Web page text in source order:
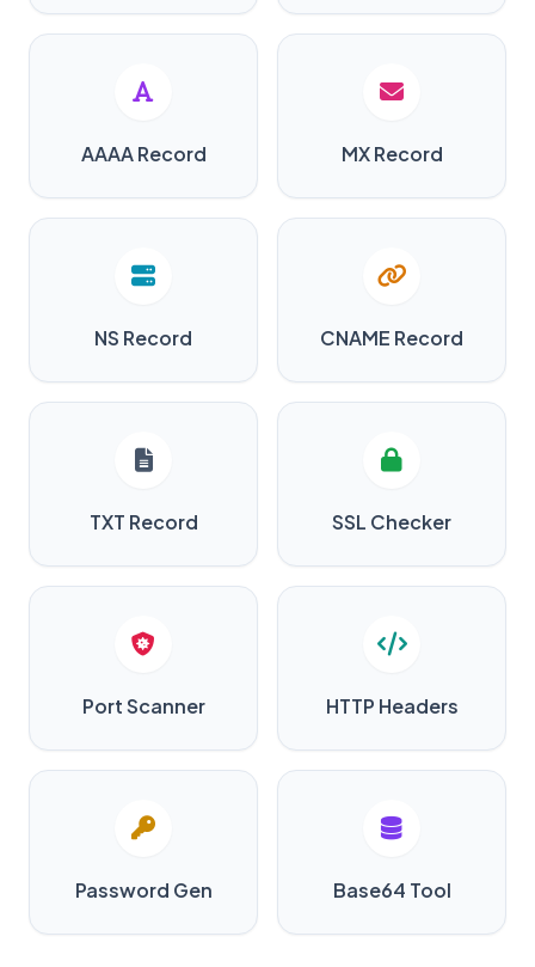
AAAA Record MX Record
NS Record CNAME Record
TXT Record SSL Checker
Port Scanner HTTP Headers
Password Gen Base64 Tool